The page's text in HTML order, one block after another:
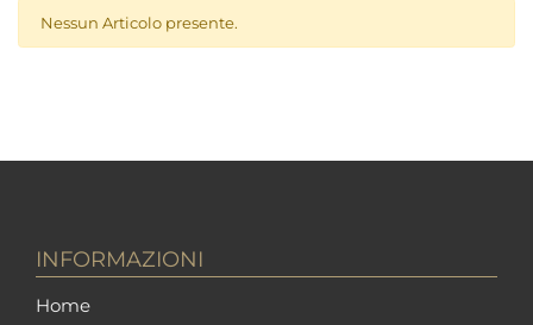
Nessun Articolo presente.
INFORMAZIONI
Home